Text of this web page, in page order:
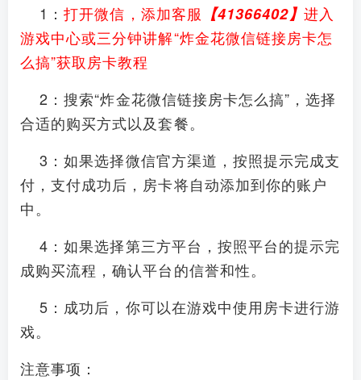
1：打开微信，添加客服 【41366402】进入
游戏中心或三分钟讲解“炸金花微信链接房卡怎
么搞”获取房卡教程
2：搜索“炸金花微信链接房卡怎么搞”，选择
合适的购买方式以及套餐。
3：如果选择微信官方渠道，按照提示完成支
付，支付成功后，房卡将自动添加到你的账户
中。
4：如果选择第三方平台，按照平台的提示完
成购买流程，确认平台的信誉和性。
5：成功后，你可以在游戏中使用房卡进行游
戏。
注意事项：